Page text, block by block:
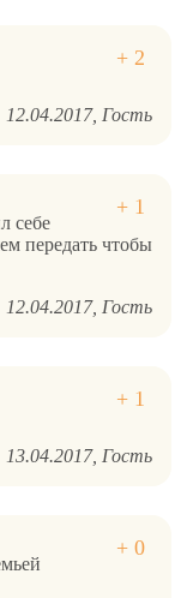
12.04.2017 Гость
себе
передать чтобы
12.04.2017 Гость
13.04.2017 Гость